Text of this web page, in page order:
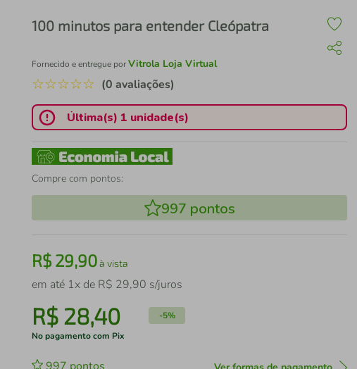
100 minutos para entender Cleópatra
Fornecido e entregue porVitrola Loja Virtual
☆☆☆☆☆ (0 avaliações)
Última(s) 1 unidade(s)
Compre com pontos:
997 pontos
R$29,90à vista
em até 1x de R$ 29,90 s/juros
R$ 28,40 -5%
No pagamento com Pix